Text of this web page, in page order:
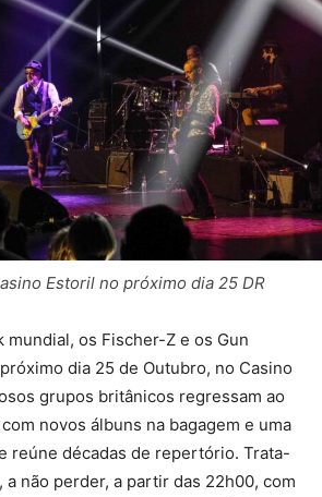
Estoril no próximo dia 25 DR
mundial, os Fischer-Z e os Gun
dia 25 de Outubro, no Casino
grupos britânicos regressam ao
novos álbuns na bagagem e uma
reúne décadas de repertório. Trata-
a não perder, a partir das 22h00, com